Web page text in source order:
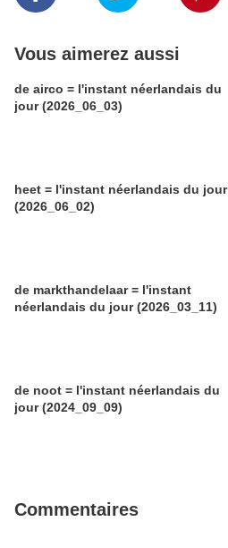
Vous aimerez aussi
de airco = l'instant néerlandais du
jour (2026_06_03)
heet = l'instant néerlandais du jour
(2026_06_02)
de markthandelaar = l'instant
néerlandais du jour (2026_03_11)
de noot = l'instant néerlandais du
jour (2024_09_09)
Commentaires